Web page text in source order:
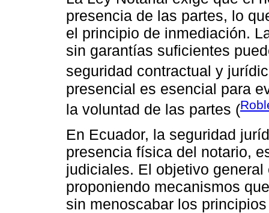
presencia de las partes, lo
el principio de inmediación.
sin garantías suficientes
seguridad contractual y
presencial es esencial para
la voluntad de las partes (
En Ecuador, la seguridad
presencia física del notario,
judiciales. El objetivo
proponiendo mecanismos
sin menoscabar los